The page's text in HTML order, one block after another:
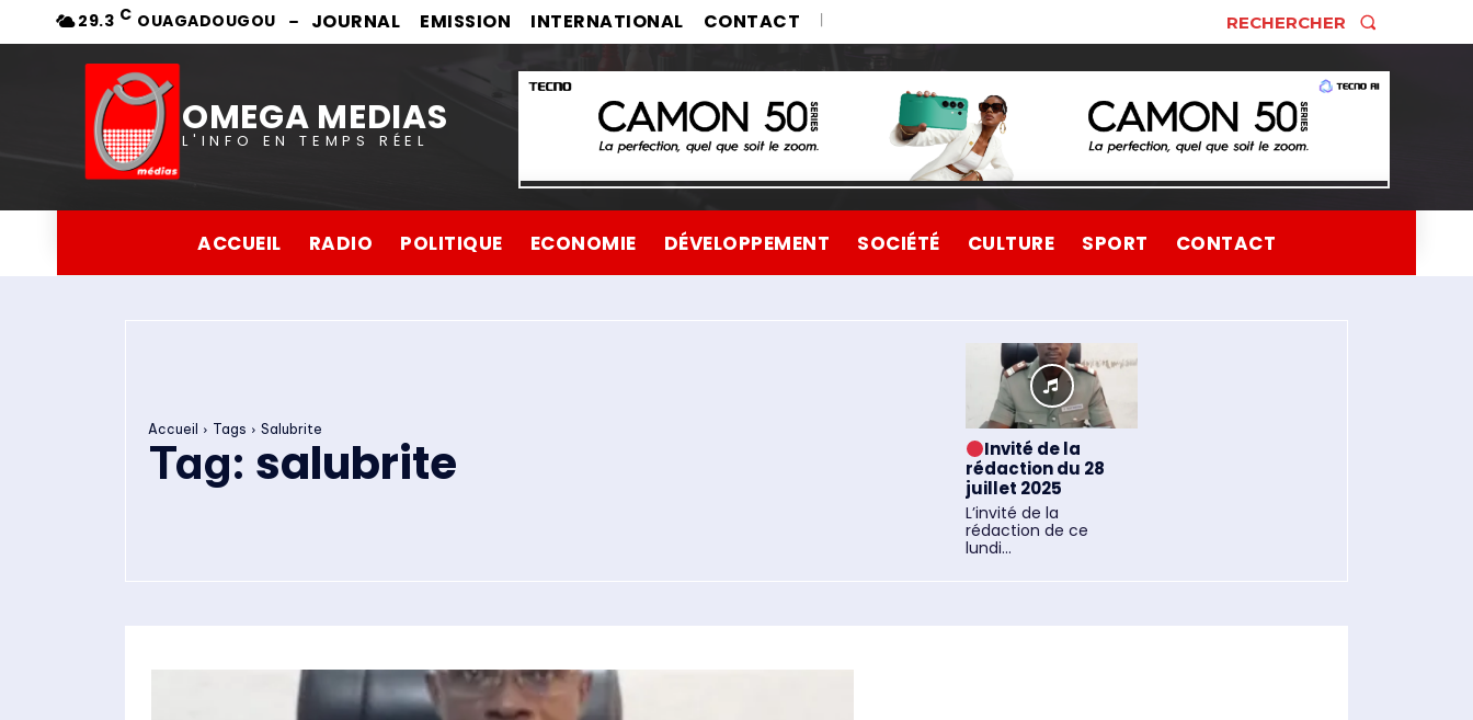
29.3 C OUAGADOUGOU JOURNAL EMISSION INTERNATIONAL CONTACT RECHERCHER
OMEGA MEDIAS
L'INFO EN TEMPS RÉEL
ACCUEIL RADIO POLITIQUE ECONOMIE DÉVELOPPEMENT SOCIÉTÉ CULTURE SPORT CONTACT
Accueil Tags Salubrite
Tag: salubrite
Invité de la
rédaction du 28
juillet 2025
L’invité de la
rédaction de ce
lundi...